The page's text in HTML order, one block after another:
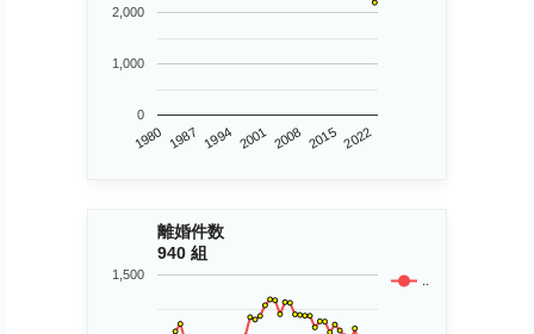
1980 1987 1994 2001 2008 2015 2022
0
1,000
2,000
離婚件数
940 組
..
1,500